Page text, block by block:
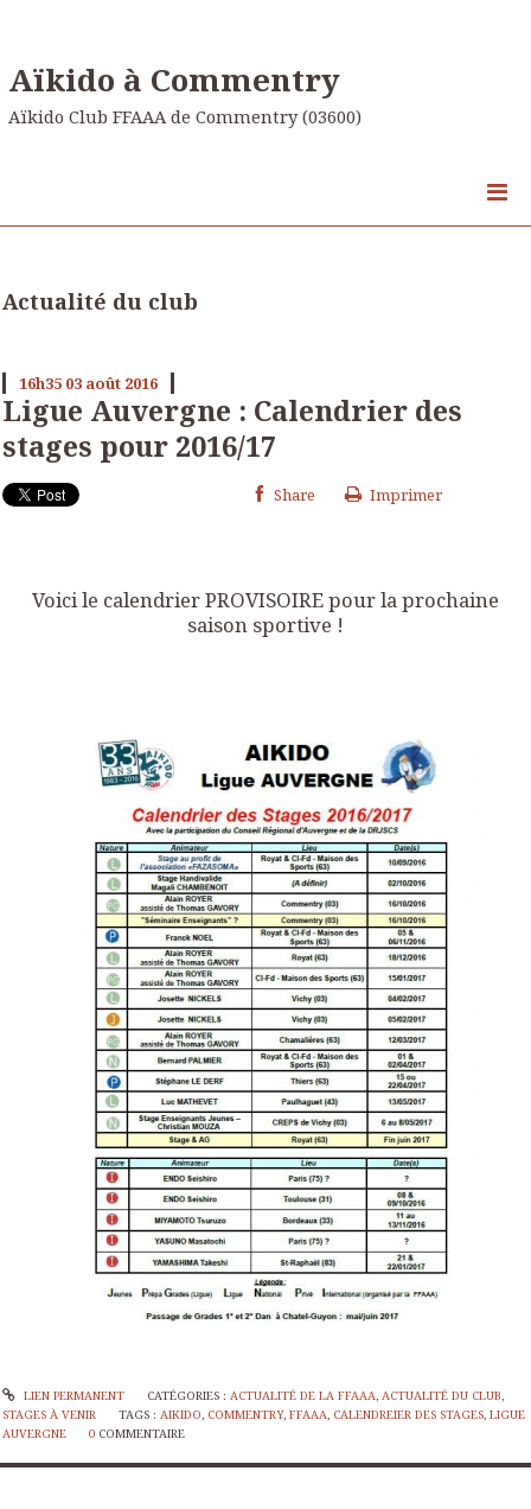
Aïkido à Commentry
Aïkido Club FFAAA de Commentry (03600)
Actualité du club
16h35 03 août 2016
Ligue Auvergne : Calendrier des
stages pour 2016/17
Share Imprimer
Voici le calendrier PROVISOIRE pour la prochaine
saison sportive !
LIEN PERMANENT CATÉGORIES : ACTUALITÉ DE LA FFAAA, ACTUALITÉ DU CLUB,
STAGES À VENIR
TAGS :AIKIDO, COMMENTRY,FFAAA, CALENDREIER DES STAGES,LIGUE
AUVERGNE
0 COMMENTAIRE